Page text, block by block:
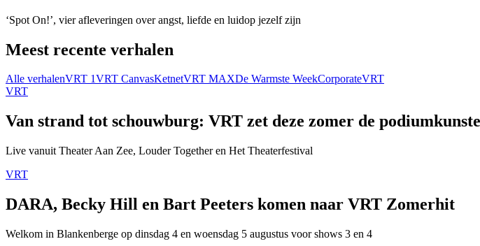
‘Spot On!’, vier afleveringen over angst, liefde en luidop jezelf zijn
Meest recente verhalen
Alle verhalenVRT 1VRT CanvasKetnetVRT MAXDe Warmste WeekCorporateVRT
VRT
Van strand tot schouwburg: VRT zet deze zomer de
Live vanuit Theater Aan Zee, Louder Together en Het Theaterfestival
VRT
DARA, Becky Hill en Bart Peeters komen naar VRT Zomerhit
Welkom in Blankenberge op dinsdag 4 en woensdag 5 augustus voor shows 3 en 4